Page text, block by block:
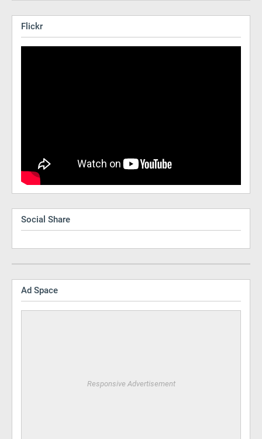
Flickr
Social Share
Ad Space
Responsive Advertisement